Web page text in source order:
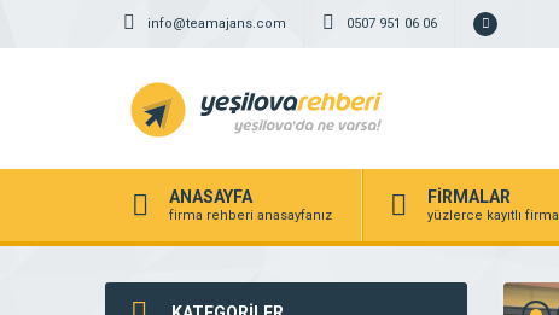
info@teamajans.com 0507 951 06 06
ANASAYFA
firma rehberi anasayfanız
FİRMALAR
yüzlerce kayıtlı firma